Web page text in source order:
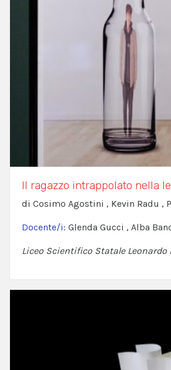
Il ragazzo intrappolato nella
di Cosimo Agostini , Kevin Radu ,
Docente/i: Glenda Gucci , Alba
Liceo Scientifico Statale Leonardo